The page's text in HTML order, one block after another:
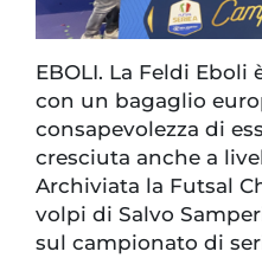
EBOLI. La Feldi
con un bagaglio
consapevolezza di
cresciuta anche a
Archiviata la Futsal
volpi di Salvo
sul campionato di